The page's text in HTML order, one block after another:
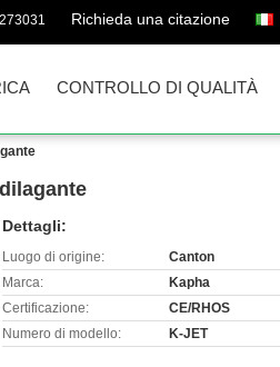
Richieda una citazione
CONTROLLO DI QUALITÀ
Dettagli:
Luogo di origine:
Canton
Marca:
Kapha
Certificazione:
CE/RHOS
Numero di modello:
K-JET